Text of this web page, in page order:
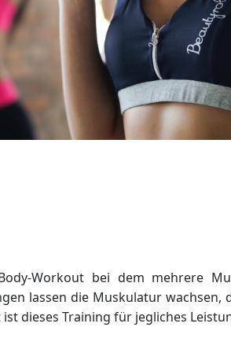
Workout bei dem mehrere
lassen die Muskulatur
dieses Training für jegliches